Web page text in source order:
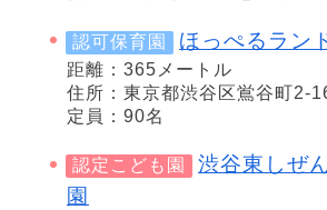
認可保育園 ほっぺるラン
距離：365メートル
住所：東京都渋谷区鴬谷町2-
定員：90名
認定こども園
渋谷東しぜ
園